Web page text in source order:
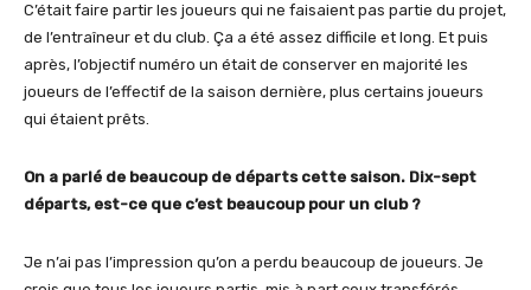
C’était faire partir les joueurs qui ne faisaient pas partie du projet,
de l’entraîneur et du club. Ça a été assez difficile et long. Et puis
après, l’objectif numéro un était de conserver en majorité les
joueurs de l’effectif de la saison dernière, plus certains joueurs
qui étaient prêts.
On a parlé de beaucoup de départs cette saison. Dix-sept
départs, est-ce que c’est beaucoup pour un club ?
Je n’ai pas l’impression qu’on a perdu beaucoup de joueurs. Je